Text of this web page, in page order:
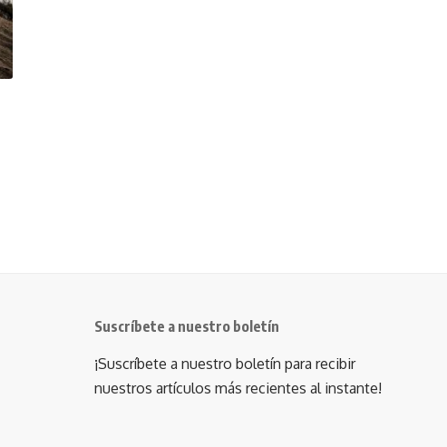
Suscríbete a nuestro boletín
¡Suscríbete a nuestro boletín para recibir
nuestros artículos más recientes al instante!